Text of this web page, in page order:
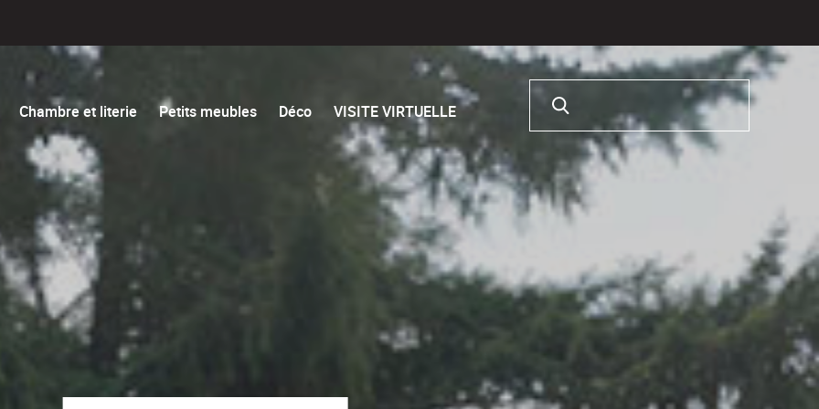
Chambre et literie Petits meubles Déco VISITE VIRTUELLE
Rechercher :